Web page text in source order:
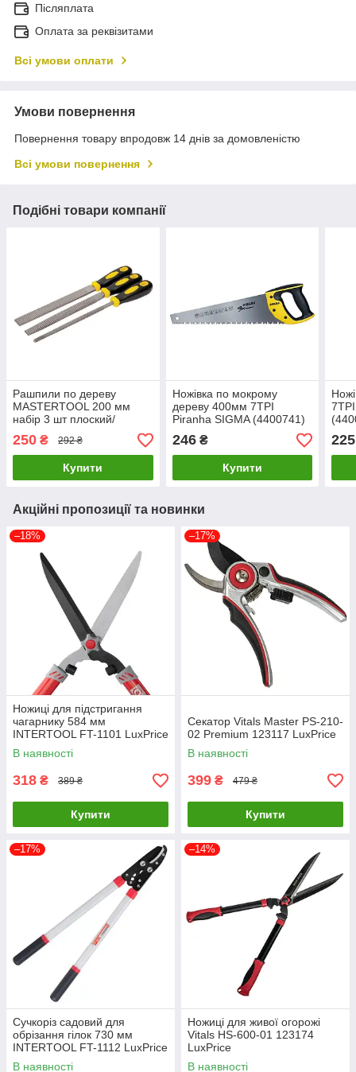
Післяплата
Оплата за реквізитами
Всі умови оплати
Умови повернення
Повернення товару впродовж 14 днів за домовленістю
Всі умови повернення
Подібні товари компанії
Рашпили по дереву
MASTERTOOL 200 мм
набір 3 шт плоский/
круглий/напівкруглий 06-
0330 LuxPrice
250 ₴ 292 ₴
Купити
Ножівка по мокрому
дереву 400мм 7TPI
Piranha SIGMA (4400741)
LuxPrice
246₴
Купити
225
Акційні пропозиції та новинки
–18%
Ножиці для підстригання
чагарнику 584 мм
INTERTOOL FT-1101 LuxPrice
В наявності
318 ₴ 389 ₴
Купити
–17%
Секатор Vitals Master PS-210-
02 Premium 123117 LuxPrice
В наявності
399 ₴ 479 ₴
Купити
–17%
Сучкоріз садовий для
обрізання гілок 730 мм
INTERTOOL FT-1112 LuxPrice
В наявності
–14%
Ножиці для живої огорожі
Vitals HS-600-01 123174
LuxPrice
В наявності